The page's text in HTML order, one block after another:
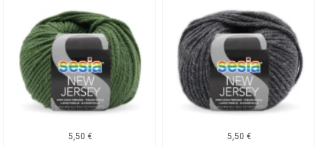
5,50€
5,50€